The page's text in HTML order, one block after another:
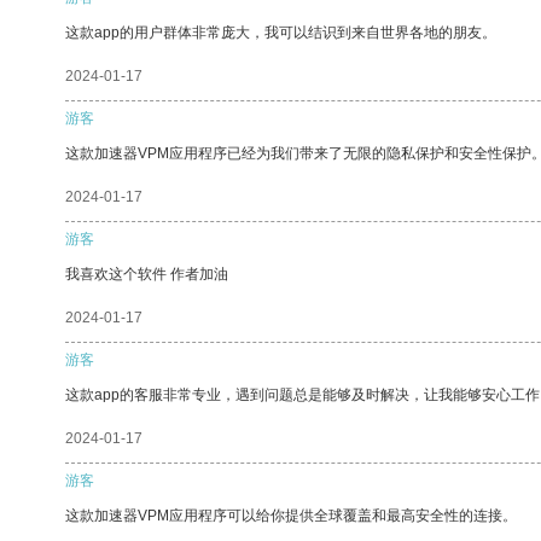
这款app的用户群体非常庞大，我可以结识到来自世界各地的朋友。
2024-01-17
游客
这款加速器VPM应用程序已经为我们带来了无限的隐私保护和安全性保护
2024-01-17
游客
我喜欢这个软件 作者加油
2024-01-17
游客
这款app的客服非常专业，遇到问题总是能够及时解决，让我能够安心工
2024-01-17
游客
这款加速器VPM应用程序可以给你提供全球覆盖和最高安全性的连接。